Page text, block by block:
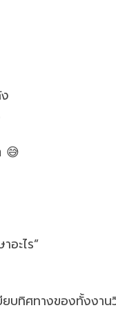
😅
อะไร”
ยบทิศทางของทั้งงา